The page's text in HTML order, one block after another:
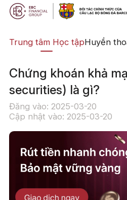
Trung tâm Học tậpHuyền
Chứng khoán khả
securities) là gì?
Đăng vào: 2025-03-20
Cập nhật vào: 2025-03-20